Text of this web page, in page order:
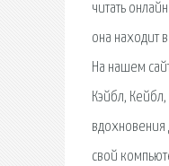
читать
она находит
На нашем
Кэйбл,
вдохновения
свой